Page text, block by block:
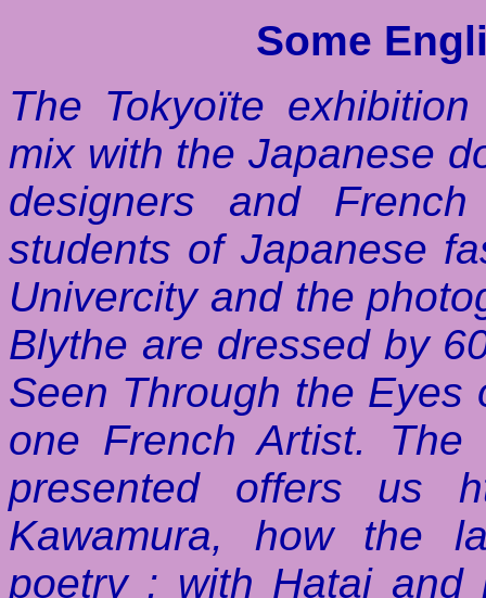
Some
The Tokyoïte
mix with the Japanese
designers and
students of Japanese
Univercity and the
Blythe are dressed by
Seen Through the Eyes
one French Artist.
presented offers us
Kawamura, how the
poetry ; with Hatai and